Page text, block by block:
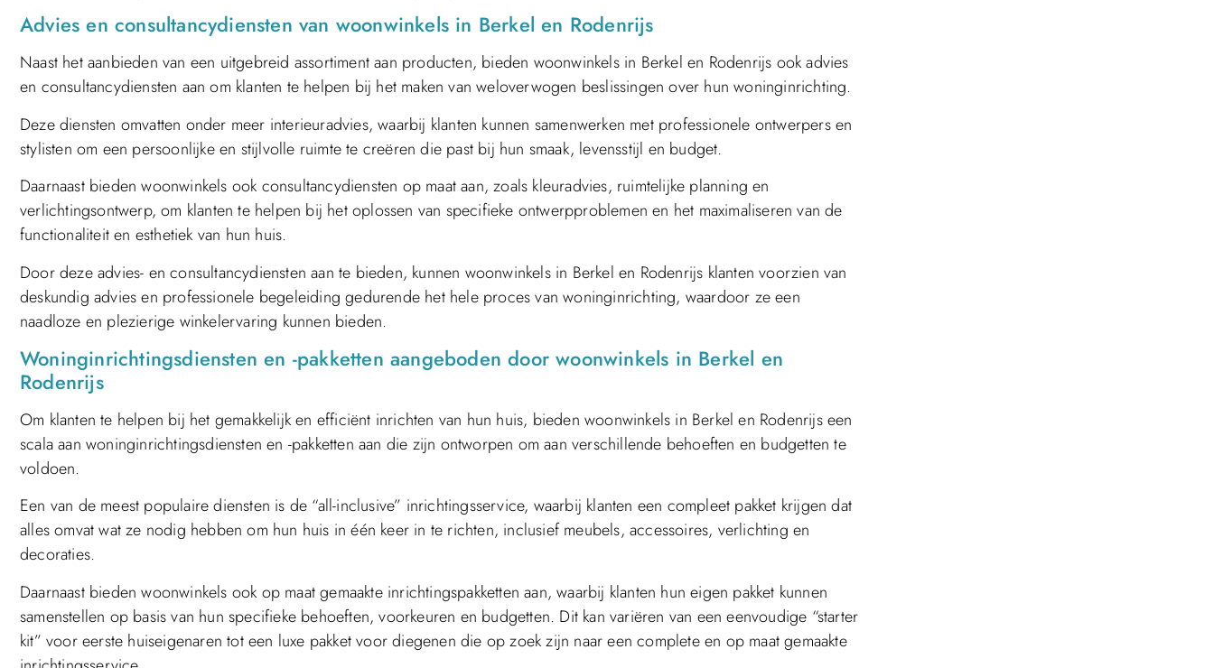
Advies en consultancydiensten van woonwinkels in Berkel en Rodenrijs
Naast het aanbieden van een uitgebreid assortiment aan producten, bieden woonwinkels in Berkel en Rodenrijs ook advies
en consultancydiensten aan om klanten te helpen bij het maken van weloverwogen beslissingen over hun woninginrichting.
Deze diensten omvatten onder meer interieuradvies, waarbij klanten kunnen samenwerken met professionele ontwerpers en
stylisten om een ​​persoonlijke en stijlvolle ruimte te creëren die past bij hun smaak, levensstijl en budget.
Daarnaast bieden woonwinkels ook consultancydiensten op maat aan, zoals kleuradvies, ruimtelijke planning en
verlichtingsontwerp, om klanten te helpen bij het oplossen van specifieke ontwerpproblemen en het maximaliseren van de
functionaliteit en esthetiek van hun huis.
Door deze advies- en consultancydiensten aan te bieden, kunnen woonwinkels in Berkel en Rodenrijs klanten voorzien van
deskundig advies en professionele begeleiding gedurende het hele proces van woninginrichting, waardoor ze een
naadloze en plezierige winkelervaring kunnen bieden.
Woninginrichtingsdiensten en -pakketten aangeboden door woonwinkels in Berkel en
Rodenrijs
Om klanten te helpen bij het gemakkelijk en efficiënt inrichten van hun huis, bieden woonwinkels in Berkel en Rodenrijs een
scala aan woninginrichtingsdiensten en -pakketten aan die zijn ontworpen om aan verschillende behoeften en budgetten te
voldoen.
Een van de meest populaire diensten is de “all-inclusive” inrichtingsservice, waarbij klanten een compleet pakket krijgen dat
alles omvat wat ze nodig hebben om hun huis in één keer in te richten, inclusief meubels, accessoires, verlichting en
decoraties.
Daarnaast bieden woonwinkels ook op maat gemaakte inrichtingspakketten aan, waarbij klanten hun eigen pakket kunnen
samenstellen op basis van hun specifieke behoeften, voorkeuren en budgetten. Dit kan variëren van een eenvoudige “starter
kit” voor eerste huiseigenaren tot een luxe pakket voor diegenen die op zoek zijn naar een complete en op maat gemaakte